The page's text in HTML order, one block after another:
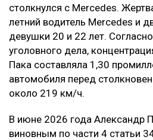
столкнулся с Mercedes.
летний водитель Mercedes и
девушки 20 и 22 лет.
уголовного дела,
Пака составляла 1,30
автомобиля перед
около 219 км/ч.
В июне 2026 года Александр
виновным по части 4 статьи